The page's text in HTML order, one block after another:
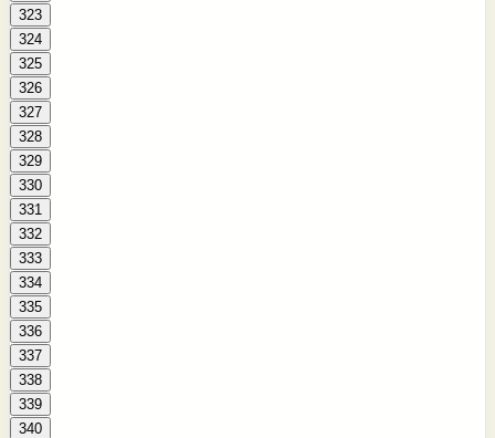
323
324
325
326
327
328
329
330
331
332
333
334
335
336
337
338
339
340